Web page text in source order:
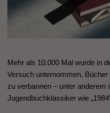
Mehr als 10.000 Mal wurde in
Versuch unternommen,
zu verbannen – unter anderem
Jugendbuchklassiker wie